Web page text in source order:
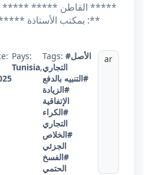
***** القاطن ***** *****
بمكتب الأستاذة ***** . *ضد المعقب ضده :**
Pays:
Tunisia,
Tags: #الأصل
التجاري
#التنبيه بالدفع
#الزيادة
الإتفاقية
#الكراء
التجاري
#الخلاص
الجزئي
#الفسخ
الحتمي
ar